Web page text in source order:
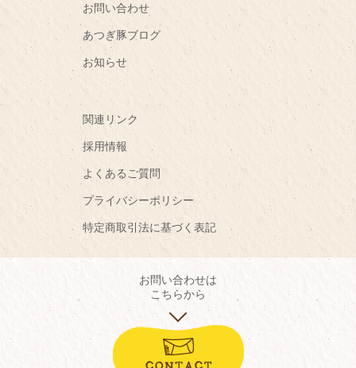
お問い合わせ
あつぎ豚ブログ
お知らせ
関連リンク
採用情報
よくあるご質問
プライバシーポリシー
特定商取引法に基づく表記
お問い合わせは
こちらから